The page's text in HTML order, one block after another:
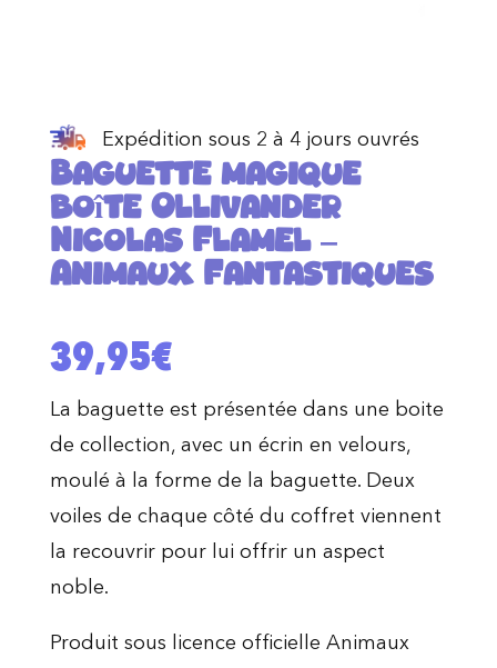
Expédition sous 2 à 4 jours ouvrés
Baguette magique
boîte Ollivander
Nicolas Flamel –
Animaux Fantastiques
39,95€
La baguette est présentée dans une boite
de collection, avec un écrin en velours,
moulé à la forme de la baguette. Deux
voiles de chaque côté du coffret viennent
la recouvrir pour lui offrir un aspect
noble.
Produit sous licence officielle Animaux